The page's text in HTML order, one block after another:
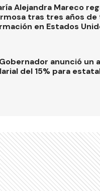
Alejandra Mareco
tras tres años
en Estados
anunció un
del 15% para